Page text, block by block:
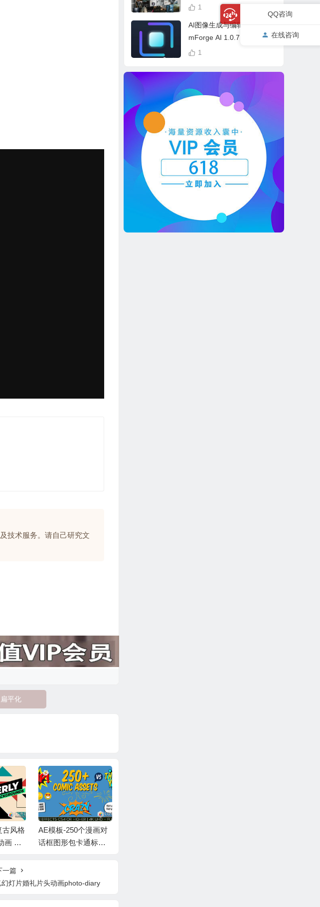
技术服务。请自己研究文
扁平化
古风格
画 Ge
AE模板-250个漫画对
话框图形包卡通标题
一篇
灯片婚礼片头动画photo-diary
击无人机音效素材包 Full Ac
cess Bundle
1
AI图像生成与编辑软件 Drea
mForge AI 1.0.7 中英文多
语言 Win 本地离线运行
1
QQ咨询
在线咨询